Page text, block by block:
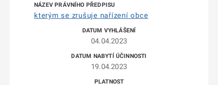
kterým se zrušuje nařízení obce
04.04.2023
19.04.2023